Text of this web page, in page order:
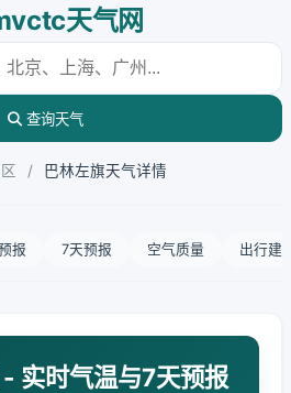
天气网
查询天气
/ 巴林左旗天气详情
报 7天预报 空气质量 出行建
实时气温与7天预报